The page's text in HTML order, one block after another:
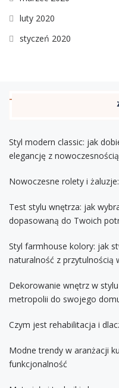
luty 2020
styczeń 2020
Styl modern classic: jak
elegancję z nowoczesnością
Nowoczesne rolety i
Test stylu wnętrza: jak
dopasowaną do Twoich
Styl farmhouse kolory: jak
naturalność z przytulnością
Dekorowanie wnętrz w
metropolii do swojego
Czym jest rehabilitacja i
Modne trendy w aranżacji
funkcjonalność